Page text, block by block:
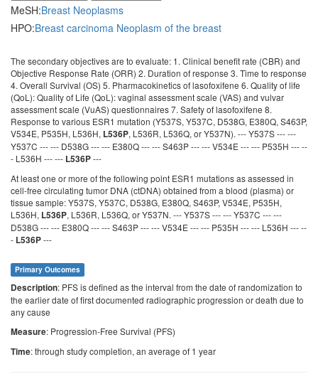
MeSH:Breast Neoplasms
HPO:Breast carcinoma Neoplasm of the breast
The secondary objectives are to evaluate: 1. Clinical benefit rate (CBR) and
Objective Response Rate (ORR) 2. Duration of response 3. Time to response
4. Overall Survival (OS) 5. Pharmacokinetics of lasofoxifene 6. Quality of life
(QoL): Quality of Life (QoL): vaginal assessment scale (VAS) and vulvar
assessment scale (VuAS) questionnaires 7. Safety of lasofoxifene 8.
Response to various ESR1 mutation (Y537S, Y537C, D538G, E380Q, S463P,
V534E, P535H, L536H, L536P, L536R, L536Q, or Y537N). --- Y537S --- ---
Y537C --- --- D538G --- --- E380Q --- --- S463P --- --- V534E --- --- P535H --- --
- L536H --- --- L536P---
At least one or more of the following point ESR1 mutations as assessed in
cell-free circulating tumor DNA (ctDNA) obtained from a blood (plasma) or
tissue sample: Y537S, Y537C, D538G, E380Q, S463P, V534E, P535H,
L536H, L536P, L536R, L536Q, or Y537N. --- Y537S --- --- Y537C --- ---
D538G --- --- E380Q --- --- S463P --- --- V534E --- --- P535H --- --- L536H --- --
- L536P---
Primary Outcomes
Description: PFS is defined as the interval from the date of randomization to
the earlier date of first documented radiographic progression or death due to
any cause
Measure: Progression-Free Survival (PFS)
Time: through study completion, an average of 1 year